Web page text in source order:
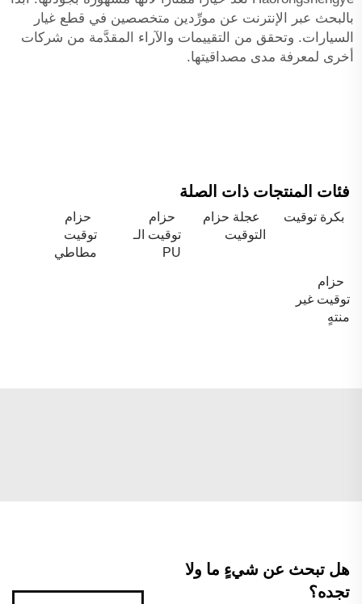
بالبحث عبر الإنترنت عن مورِّدين متخصصين في قطع غيار
السيارات. وتحقق من التقييمات والآراء المقدَّمة من شركات
أخرى لمعرفة مدى مصداقيتها.
فئات المنتجات ذات الصلة
بكرة توقيت
عجلة حزام
التوقيت
حزام
توقيت الـ
PU
حزام
توقيت
مطاطي
حزام
توقيت غير
منتهٍ
هل تبحث عن شيءٍ ما ولا
تجده؟